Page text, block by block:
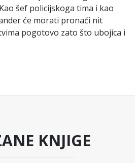
šef policijskoga tima i kao
će morati pronaći nit
pogotovo zato što ubojica i
KNJIGE